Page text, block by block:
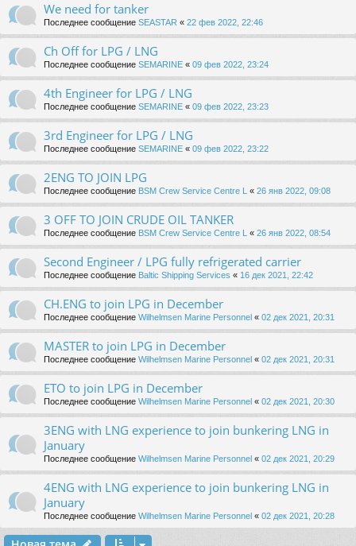
We need for tanker
Последнее сообщение SEASTAR « 22 фев 2022, 22:46
Ch Off for LPG / LNG
Последнее сообщение SEMARINE « 09 фев 2022, 23:24
4th Engineer for LPG / LNG
Последнее сообщение SEMARINE « 09 фев 2022, 23:23
3rd Engineer for LPG / LNG
Последнее сообщение SEMARINE « 09 фев 2022, 23:22
2ENG TO JOIN LPG
Последнее сообщение BSM Crew Service Centre L « 26 янв 2022, 09:08
3 OFF TO JOIN CRUDE OIL TANKER
Последнее сообщение BSM Crew Service Centre L « 26 янв 2022, 08:54
Second Engineer / LPG fully refrigerated carrier
Последнее сообщение Baltic Shipping Services « 16 дек 2021, 22:42
CH.ENG to join LPG in December
Последнее сообщение Wilhelmsen Marine Personnel « 02 дек 2021, 20:31
MASTER to join LPG in December
Последнее сообщение Wilhelmsen Marine Personnel « 02 дек 2021, 20:31
ETO to join LPG in December
Последнее сообщение Wilhelmsen Marine Personnel « 02 дек 2021, 20:30
3ENG with LNG experience to join bunkering LNG in
January
Последнее сообщение Wilhelmsen Marine Personnel « 02 дек 2021, 20:29
4ENG with LNG experience to join bunkering LNG in
January
Последнее сообщение Wilhelmsen Marine Personnel « 02 дек 2021, 20:28